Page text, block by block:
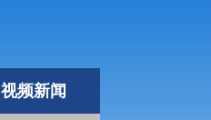
视频新闻